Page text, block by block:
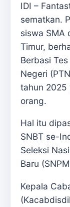
IDI –
sematkan.
siswa SMA
Timur,
Berbasi
Negeri
tahun 2025
orang.
Hal itu
SNBT se-
Seleksi
Baru
Kepala